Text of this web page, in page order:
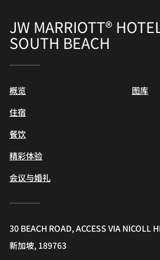
JW MARRIOTT®
SOUTH BEACH
概览
住宿
餐饮
精彩体验
会议与婚礼
图库
30 BEACH ROAD, ACCESS VIA NICOLL
新加坡, 189763